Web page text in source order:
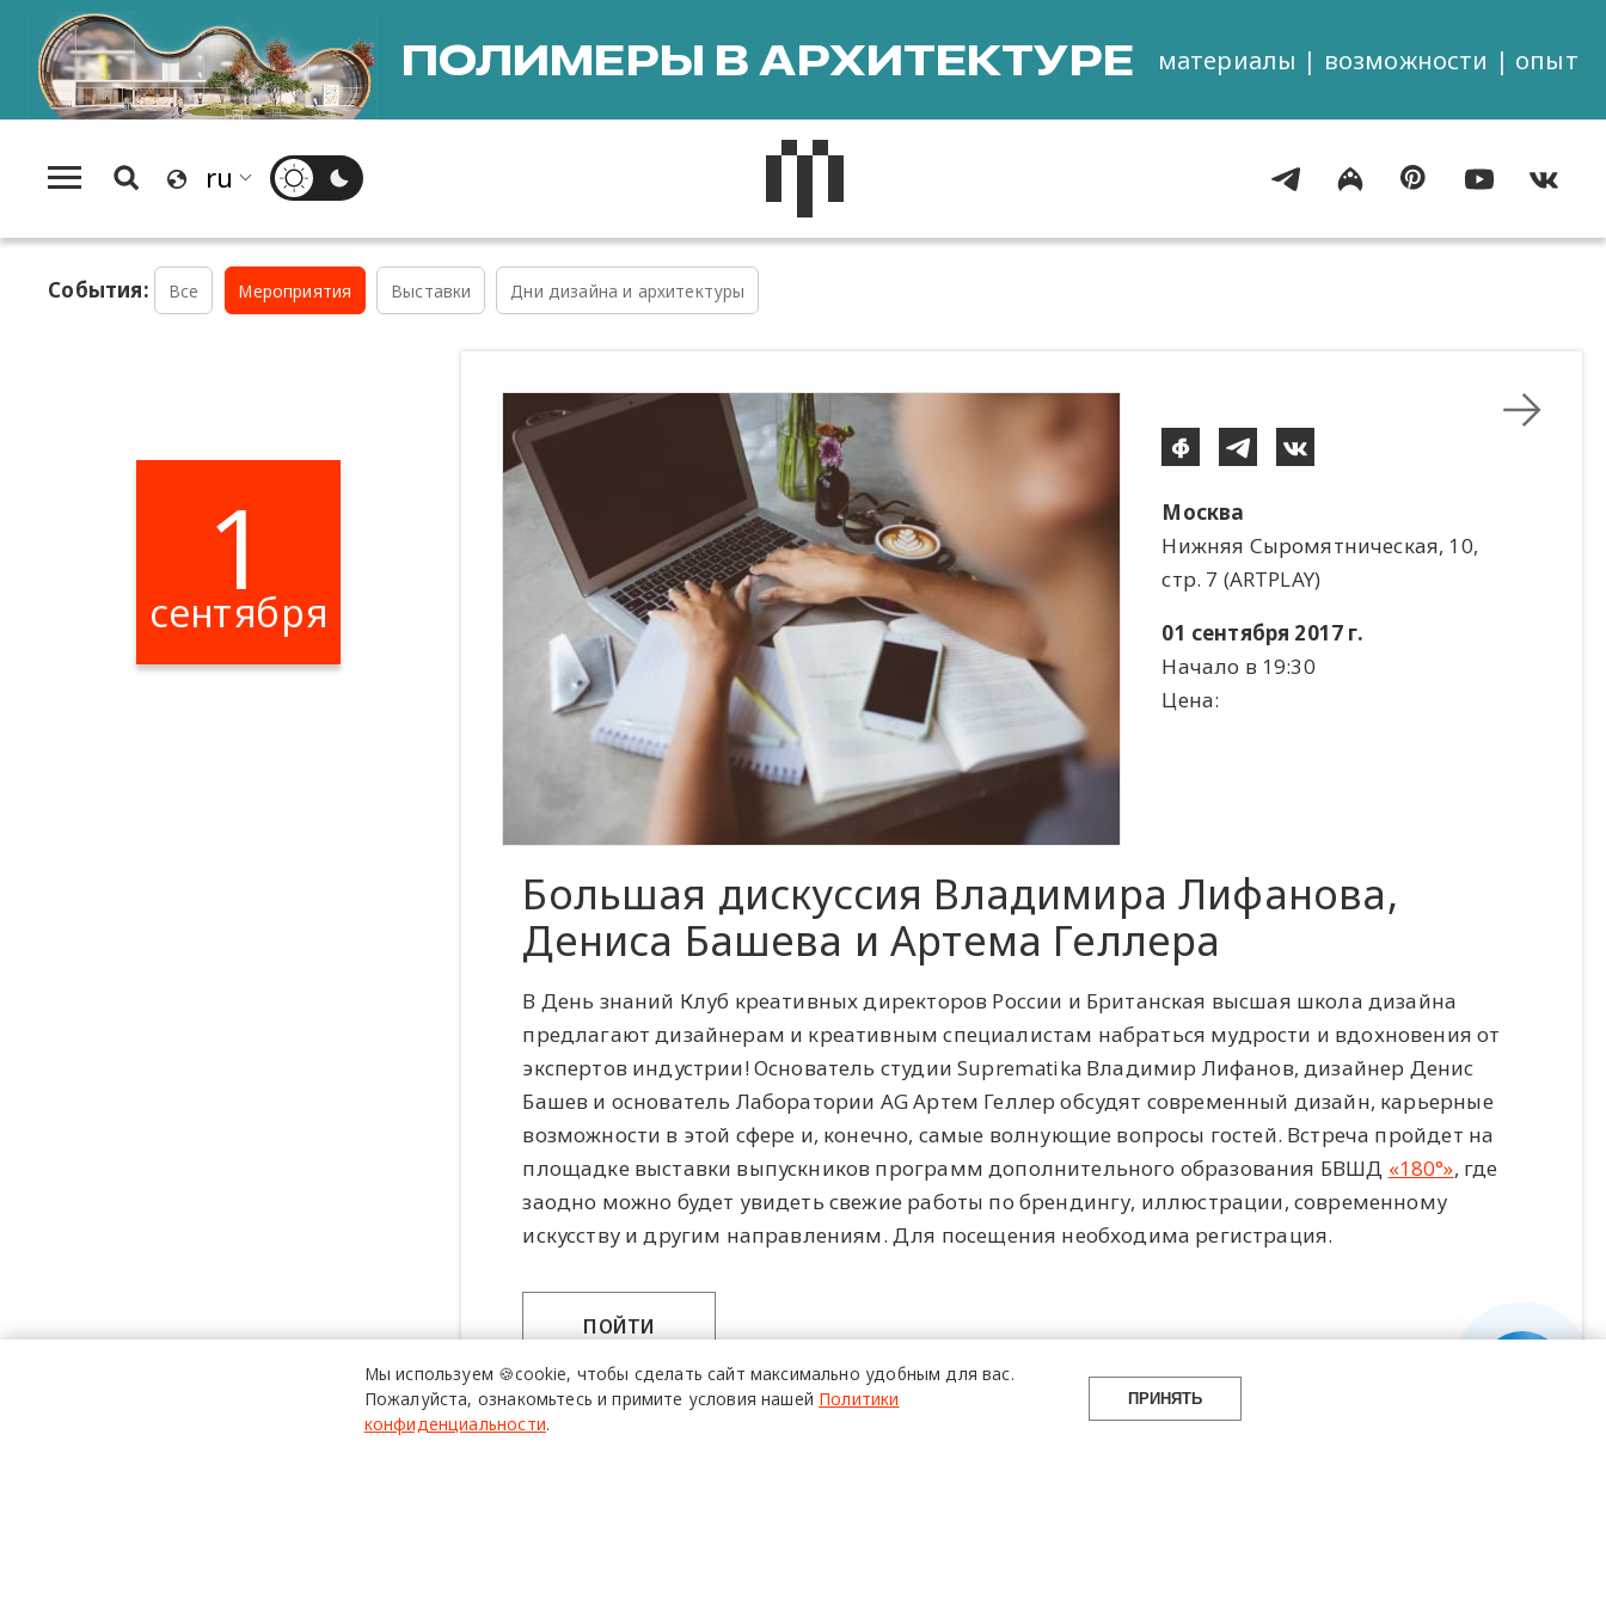
ПОЛИМЕРЫ В АРХИТЕКТУРЕ материалы | возможности | опыт
События: Все Мероприятия Выставки Дни дизайна и архитектуры
1
сентября
Москва
Нижняя Сыромятническая, 10,
стр. 7 (ARTPLAY)
01 сентября 2017 г.
Начало в 19:30
Цена:
Большая дискуссия Владимира Лифанова,
Дениса Башева и Артема Геллера
В День знаний Клуб креативных директоров России и Британская высшая школа дизайна
предлагают дизайнерам и креативным специалистам набраться мудрости и вдохновения от
экспертов индустрии! Основатель студии Suprematika Владимир Лифанов, дизайнер Денис
Башев и основатель Лаборатории AG Артем Геллер обсудят современный дизайн, карьерные
возможности в этой сфере и, конечно, самые волнующие вопросы гостей. Встреча пройдет на
площадке выставки выпускников программ дополнительного образования БВШД «180°», где
заодно можно будет увидеть свежие работы по брендингу, иллюстрации, современному
искусству и другим направлениям. Для посещения необходима регистрация.
ПОЙТИ
Мы используем 🍪cookie, чтобы сделать сайт максимально удобным для вас.
Пожалуйста, ознакомьтесь и примите условия нашей Политики
конфиденциальности.
ПРИНЯТЬ